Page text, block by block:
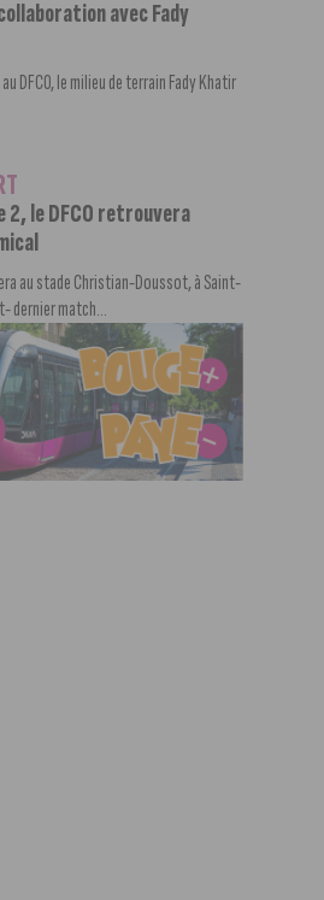
avec Fady
DFCO, le milieu de terrain Fady Khatir
2, le DFCO retrouvera
au stade Christian-Doussot, à Saint-
dernier match...